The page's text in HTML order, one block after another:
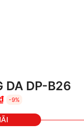
DA DP-B26
Giá
tại
-9%